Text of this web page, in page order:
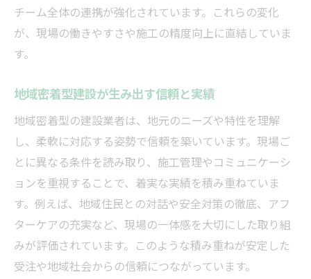
建設業界の最新動向を地域活性化に活用
地域企業が挑む建設業界の新しい波
建設業界の動向がもたらす地域の変化
新技術導入がもたらす快適な暮らしの秘密
建設新技術が快適な暮らしを実現する理由
暮らしを支える建設イノベーションの力
新技術導入で変わる住環境の現場事例
建設業界が描く未来の暮らしとは
技術革新による地域住民へのメリット
チーム全体の連携が強化されています。これらの変化
が、現場の働きやすさや施工の精度向上に直結していま
す。
地域密着型建設が生み出す信頼と実績
地域密着型の建設業者は、地元のニーズや特性を理解
し、柔軟に対応する姿勢で信頼を築いています。現場ご
とに異なる条件を読み取り、施工管理やコミュニケーシ
ョンを重視することで、着実な実績を積み重ねていま
す。例えば、地域住民との対話や安全対策の徹底、アフ
ターケアの充実など、現場の一体感を大切にした取り組
みが評価されています。このような積み重ねが安定した
受注や地域社会からの信頼につながっています。